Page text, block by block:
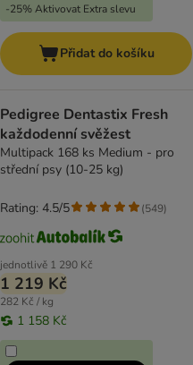
-25% Aktivovat Extra slevu
Přidat do košíku
Pedigree Dentastix Fresh
každodenní svěžest
Multipack 168 ks Medium - pro
střední psy (10-25 kg)
jednotlivě 1 290 Kč
1 219 Kč
282 Kč / kg
1 158 Kč
Rating: 4.5/5 (549)